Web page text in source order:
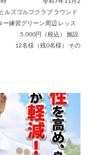
ゴルフクラブ ラウンド
グリーン周辺 レッス
5,000円（税込） 施設
様（残0名様） その